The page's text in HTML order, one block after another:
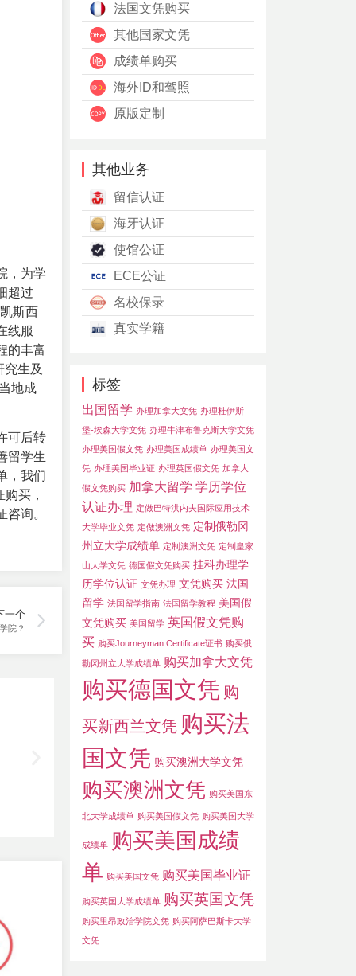
，为学
超过
斯西
线服
的丰富
生及
地成
可后转
留学生
，我们
购买 ，
询。
一个
院？
法国文凭购买
其他国家文凭
成绩单购买
海外ID和驾照
原版定制
其他业务
留信认证
海牙认证
使馆公证
ECE公证
名校保录
真实学籍
标签
出国留学 办理加拿大文凭 办理杜伊斯
堡-埃森大学文凭 办理牛津布鲁克斯大学文凭
办理美国假文凭 办理美国成绩单 办理美国文
凭 办理美国毕业证 办理英国假文凭 加拿大
假文凭购买 加拿大留学 学历学位
认证办理 定做巴特洪内夫国际应用技术
大学毕业文凭 定做澳洲文凭 定制俄勒冈
州立大学成绩单 定制澳洲文凭 定制皇家
山大学文凭 德国假文凭购买 挂科办理学
历学位认证 文凭办理 文凭购买 法国
留学 法国留学指南 法国留学教程 美国假
文凭购买 美国留学 英国假文凭购
买 购买Journeyman Certificate证书 购买俄
勒冈州立大学成绩单 购买加拿大文凭
购买德国文凭 购
买新西兰文凭 购买法
国文凭 购买澳洲大学文凭
购买澳洲文凭 购买美国东
北大学成绩单 购买美国假文凭 购买美国大学
成绩单 购买美国成绩
单 购买美国文凭 购买美国毕业证
购买英国大学成绩单 购买英国文凭
购买里昂政治学院文凭 购买阿萨巴斯卡大学
文凭